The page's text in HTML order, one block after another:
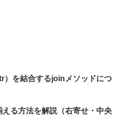
）を結合するjoinメソッドにつ
える方法を解説（右寄せ・中央